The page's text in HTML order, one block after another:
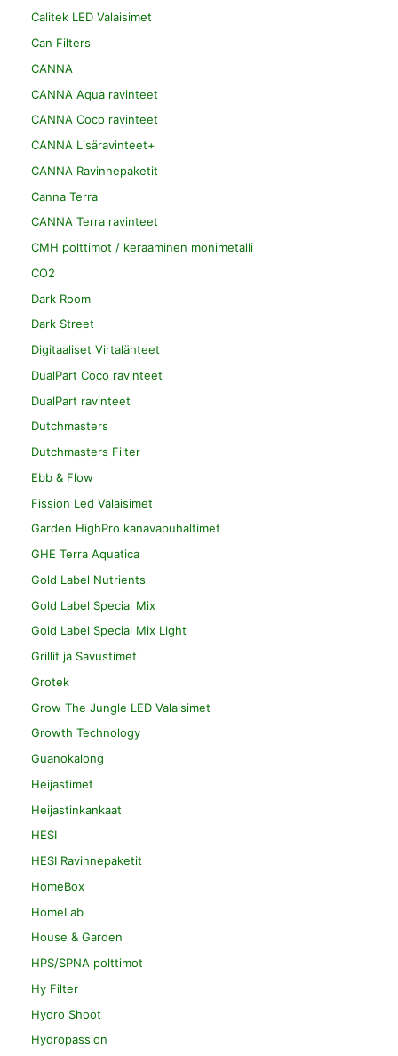
Calitek LED Valaisimet
Can Filters
CANNA
CANNA Aqua ravinteet
CANNA Coco ravinteet
CANNA Lisäravinteet+
CANNA Ravinnepaketit
Canna Terra
CANNA Terra ravinteet
CMH polttimot / keraaminen monimetalli
CO2
Dark Room
Dark Street
Digitaaliset Virtalähteet
DualPart Coco ravinteet
DualPart ravinteet
Dutchmasters
Dutchmasters Filter
Ebb & Flow
Fission Led Valaisimet
Garden HighPro kanavapuhaltimet
GHE Terra Aquatica
Gold Label Nutrients
Gold Label Special Mix
Gold Label Special Mix Light
Grillit ja Savustimet
Grotek
Grow The Jungle LED Valaisimet
Growth Technology
Guanokalong
Heijastimet
Heijastinkankaat
HESI
HESI Ravinnepaketit
HomeBox
HomeLab
House & Garden
HPS/SPNA polttimot
Hy Filter
Hydro Shoot
Hydropassion